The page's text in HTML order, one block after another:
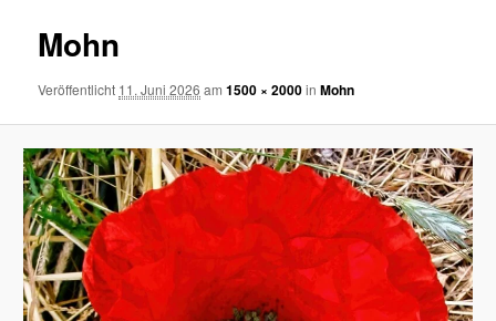
Mohn
Veröffentlicht 11. Juni 2026 am1500 × 2000inMohn